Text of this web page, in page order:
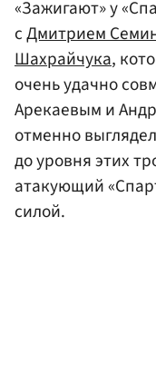
«Зажигают» у
сДмитрием
Шахрайчука,
очень удачно
Арекаевым и
отменно
до уровня этих
атакующий
силой.